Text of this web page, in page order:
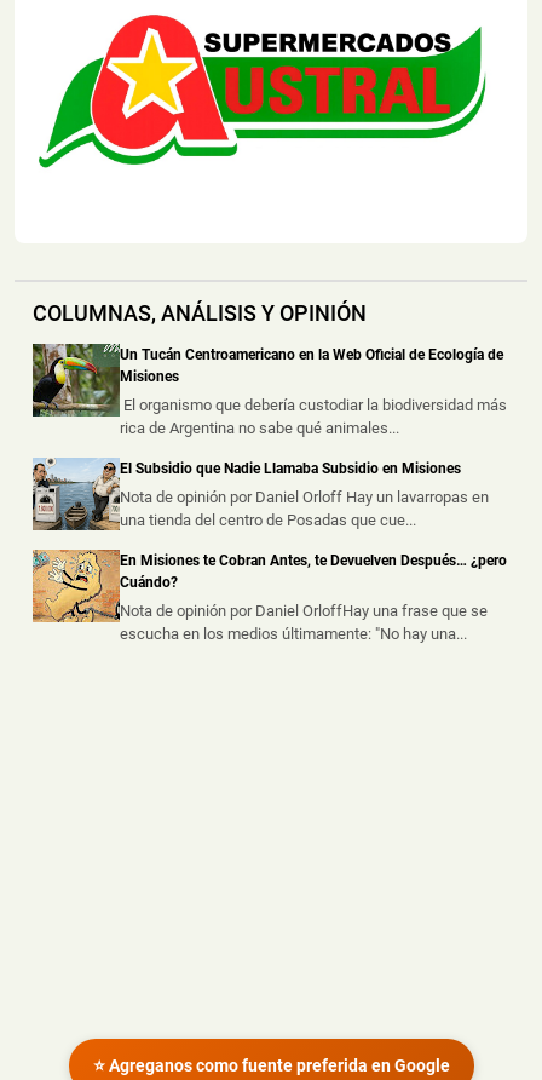
📅 6 ago 2026
Dos personas resultaron heridas luego de que un
automóvil embistiera a una motoc...
Creyó que Había Apagado un Cigarrillo y su Casa
Terminó Consumida por el Fuego
Dos Motociclistas Resultaron Heridos tras un
Choque en una Transitada Avenida de Posadas
📅 5 ago 2026
la tarde tras protagoniz...
Un Accidente Laboral Durante la Poda de un Árbol
dejó a un Trabajador Gravemente Herido
📅 5 ago 2026
varios metros de altura mie...
COLUMNAS, ANÁLISIS Y OPINIÓN
Un Tucán Centroamericano en la Web Oficial de Ecología de
Misiones
El organismo que debería custodiar la biodiversidad más
rica de Argentina no sabe qué animales...
El Subsidio que Nadie Llamaba Subsidio en Misiones
Nota de opinión por Daniel Orloff Hay un lavarropas en
una tienda del centro de Posadas que cue...
En Misiones te Cobran Antes, te Devuelven Después… ¿pero
Cuándo?
Nota de opinión por Daniel OrloffHay una frase que se
escucha en los medios últimamente: "No hay una...
⭐ Agreganos como fuente preferida en Google